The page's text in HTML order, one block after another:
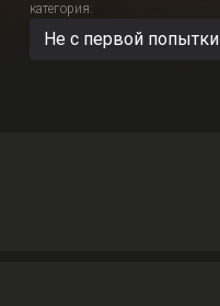
категория:
Не с первой попытки